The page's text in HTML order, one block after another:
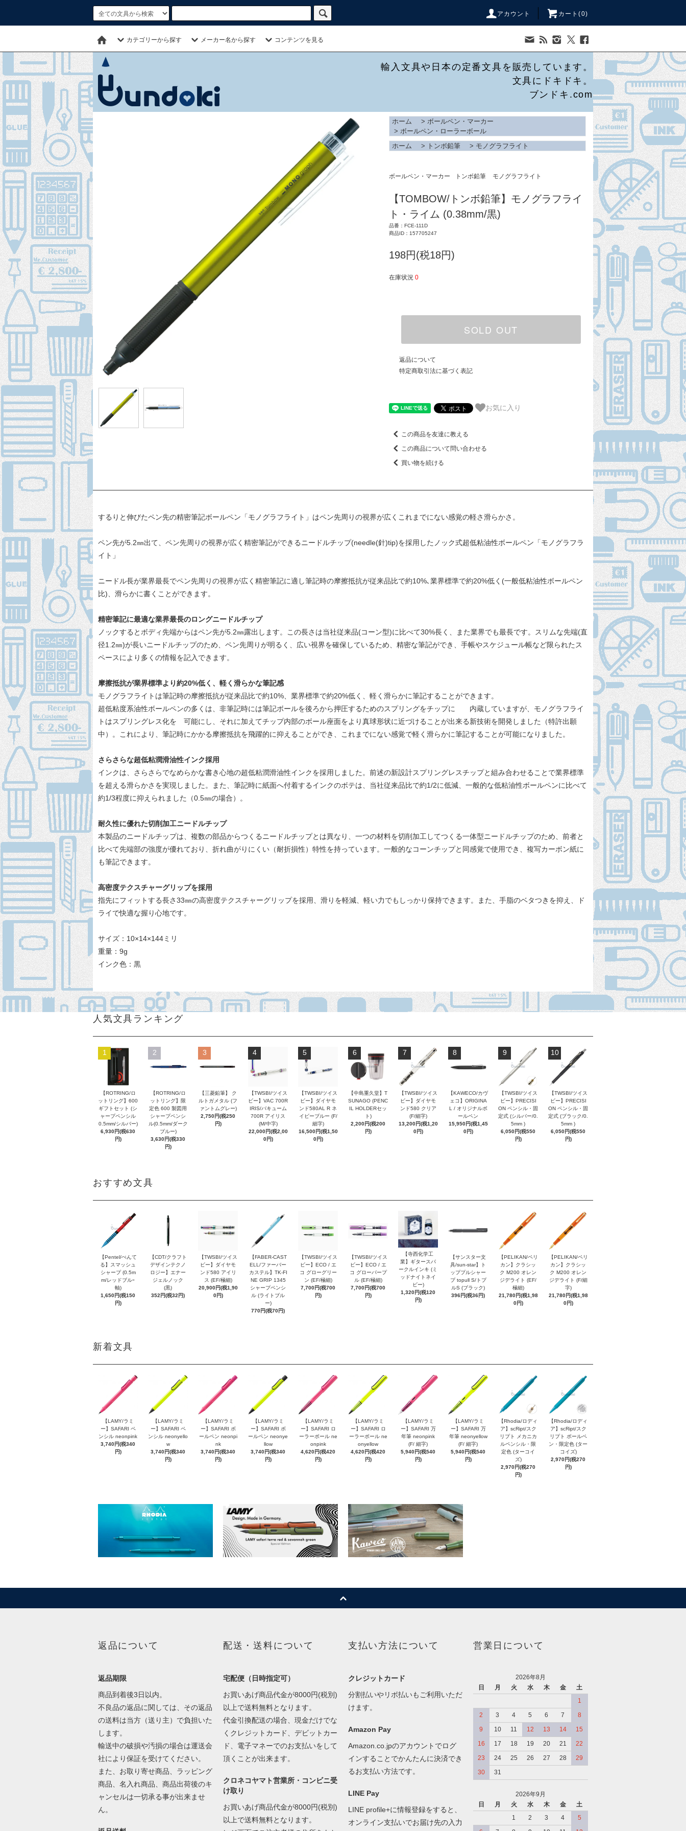
アカウント カート(0)
カテゴリーから探す メーカー名から探す コンテンツを見る
輸入文具や日本の定番文具を販売しています。
文具にドキドキ。
ブンドキ.com
ホーム > ボールペン・マーカー
> ボールペン・ローラーボール
ホーム
> トンボ鉛筆 > モノグラフライト
ボールペン・マーカー トンボ鉛筆 モノグラフライト
【TOMBOW/トンボ鉛筆】モノグラフライ
ト・ライム (0.38mm/黒)
品番：FCE-111D
商品ID：157705247
198円(税18円)
在庫状況 0
SOLD OUT
返品について
特定商取引法に基づく表記
お気に入り
この商品を友達に教える
この商品について問い合わせる
買い物を続ける
するりと伸びたペン先の精密筆記ボールペン「モノグラフライト」はペン先周りの視界が広くこれまでにない感覚の軽さ滑らかさ。
ペン先が5.2㎜出て、ペン先周りの視界が広く精密筆記ができるニードルチップ(needle(針)tip)を採用したノック式超低粘油性ボールペン「モノグラフラ
イト」
ニードル長が業界最長でペン先周りの視界が広く精密筆記に適し筆記時の摩擦抵抗が従来品比で約10%､業界標準で約20%低く(一般低粘油性ボールペン
比)、滑らかに書くことができます。
精密筆記に最適な業界最長のロングニードルチップ
ノックするとボディ先端からはペン先が5.2㎜露出します。この長さは当社従来品(コーン型)に比べて30%長く、また業界でも最長です。スリムな先端(直
径1.2㎜)が長いニードルチップのため、ペン先周りが明るく、広い視界を確保しているため、精密な筆記ができ、手帳やスケジュール帳など限られたス
ペースにより多くの情報を記入できます。
摩擦抵抗が業界標準より約20%低く、軽く滑らかな筆記感
モノグラフライトは筆記時の摩擦抵抗が従来品比で約10%、業界標準で約20%低く、軽く滑らかに筆記することができます。
超低粘度系油性ボールペンの多くは、非筆記時には筆記ボールを後ろから押圧するためのスプリングをチップに 内蔵していますが、モノグラフライ
トはスプリングレス化を 可能にし、それに加えてチップ内部のボール座面をより真球形状に近づけることが出来る新技術を開発しました（特許出願
中）。これにより、筆記時にかかる摩擦抵抗を飛躍的に抑えることができ、これまでにない感覚で軽く滑らかに筆記することが可能になりました。
さらさらな超低粘潤滑油性インク採用
インクは、さらさらでなめらかな書き心地の超低粘潤滑油性インクを採用しました。前述の新設計スプリングレスチップと組み合わせることで業界標準
を超える滑らかさを実現しました。また、筆記時に紙面へ付着するインクのボテは、当社従来品比で約1/2に低減、一般的な低粘油性ボールペンに比べて
約1/3程度に抑えられました（0.5㎜の場合）。
耐久性に優れた切削加工ニードルチップ
本製品のニードルチップは、複数の部品からつくるニードルチップとは異なり、一つの材料を切削加工してつくる一体型ニードルチップのため、前者と
比べて先端部の強度が優れており、折れ曲がりにくい（耐折損性）特性を持っています。一般的なコーンチップと同感覚で使用でき、複写カーボン紙に
も筆記できます。
高密度テクスチャーグリップを採用
指先にフィットする長さ33㎜の高密度テクスチャーグリップを採用、滑りを軽減、軽い力でもしっかり保持できます。また、手脂のベタつきを抑え、ド
ライで快適な握り心地です。
サイズ：10×14×144ミリ
重量：9g
インク色：黒
人気文具ランキング
1
【ROTRING/ロ
ットリング】600
ギフトセット (シ
ャープペンシル
0.5mm/シルバー)
6,930円(税630
円)
2
【ROTRING/ロ
ットリング】限
定色 600 製図用
シャープペンシ
ル(0.5mm/ダーク
ブルー)
3,630円(税330
円)
3
【三菱鉛筆】 ク
ルトガメタル (フ
ァントムグレー)
2,750円(税250
円)
4
【TWSBI/ツイス
ビー】VAC 700R
IRIS/バキューム
700R アイリス
(M/中字)
22,000円(税2,00
0円)
5
【TWSBI/ツイス
ビー】ダイヤモ
ンド580AL R ネ
イビーブルー (F/
細字)
16,500円(税1,50
0円)
6
【中島重久堂】T
SUNAGO (PENC
IL HOLDERセッ
ト)
2,200円(税200
円)
7
【TWSBI/ツイス
ビー】ダイヤモ
ンド580 クリア
(F/細字)
13,200円(税1,20
0円)
8
【KAWECO/カヴ
ェコ】ORIGINA
L / オリジナルボ
ールペン
15,950円(税1,45
0円)
9
【TWSBI/ツイス
ビー】PRECISI
ON ペンシル・固
定式 (シルバー/0.
5mm )
6,050円(税550
円)
10
【TWSBI/ツイス
ビー】PRECISI
ON ペンシル・固
定式 (ブラック/0.
5mm )
6,050円(税550
円)
おすすめ文具
【Pentel/ぺんて
る】スマッシュ
シャープ (0.5m
m/レッドブルｰ
軸)
1,650円(税150
円)
【CDT/クラフト
デザインテクノ
ロジー】エナー
ジェルノック
(黒)
352円(税32円)
【TWSBI/ツイス
ビー】ダイヤモ
ンド580 アイリ
ス (EF/極細)
20,900円(税1,90
0円)
【FABER-CAST
ELL/ファーバー
カステル】TK-FI
NE GRIP 1345
シャープペンシ
ル (ライトブル
ー)
770円(税70円)
【TWSBI/ツイス
ビー】ECO / エ
コ グローグリー
ン (EF/極細)
7,700円(税700
円)
【TWSBI/ツイス
ビー】ECO / エ
コ グローパープ
ル (EF/極細)
7,700円(税700
円)
【寺西化学工
業】ギタースパ
ークルインキ (ミ
ッドナイトネイ
ビー)
1,320円(税120
円)
【サンスター文
具/sun-star】ト
ッププルシャー
プ topull S/トプ
ルS (ブラック)
396円(税36円)
【PELIKAN/ペリ
カン】クラシッ
ク M200 オレン
ジデライト (EF/
極細)
21,780円(税1,98
0円)
【PELIKAN/ペリ
カン】クラシッ
ク M200 オレン
ジデライト (F/細
字)
21,780円(税1,98
0円)
新着文具
【LAMY/ラミ
ー】SAFARI ペ
ンシル neonpink
3,740円(税340
円)
【LAMY/ラミ
ー】SAFARI ペ
ンシル neonyello
w
3,740円(税340
円)
【LAMY/ラミ
ー】SAFARI ボ
ールペン neonpi
nk
3,740円(税340
円)
【LAMY/ラミ
ー】SAFARI ボ
ールペン neonye
llow
3,740円(税340
円)
【LAMY/ラミ
ー】SAFARI ロ
ーラーボール ne
onpink
4,620円(税420
円)
【LAMY/ラミ
ー】SAFARI ロ
ーラーボール ne
onyellow
4,620円(税420
円)
【LAMY/ラミ
ー】SAFARI 万
年筆 neonpink
(F/ 細字)
5,940円(税540
円)
【LAMY/ラミ
ー】SAFARI 万
年筆 neonyellow
(F/ 細字)
5,940円(税540
円)
【Rhodia/ロディ
ア】scRipt/スク
リプト メカニカ
ルペンシル・限
定色 (ターコイ
ズ)
2,970円(税270
円)
【Rhodia/ロディ
ア】scRipt/スク
リプト ボールペ
ン・限定色 (ター
コイズ)
2,970円(税270
円)
返品について
返品期限
商品到着後3日以内。
不良品の返品に関しては、その返品
の送料は当方（送り主）で負担いた
します。
輸送中の破損や汚損の場合は運送会
社により保証を受けてください。
また、お取り寄せ商品、ラッピング
商品、名入れ商品、商品出荷後のキ
ャンセルは一切承る事が出来ませ
ん。
配送・送料について
宅配便（日時指定可）
お買いあげ商品代金が8000円(税別)
以上で送料無料となります。
代金引換配送の場合、現金だけでな
くクレジットカード、デビットカー
ド、電子マネーでのお支払いをして
頂くことが出来ます。
クロネコヤマト営業所・コンビニ受
け取り
お買いあげ商品代金が8000円(税別)
以上で送料無料となります。
支払い方法について
クレジットカード
分割払いやリボ払いもご利用いただ
けます。
Amazon Pay
Amazon.co.jpのアカウントでログ
インすることでかんたんに決済でき
るお支払い方法です。
LINE Pay
LINE profile+に情報登録をすると、
オンライン支払いでお届け先の入力
営業日について
2026年8月
日
月 火 水 木 金
土
1
2
3 4 5 6 7
8
9
10 11 12 13 14
15
16
17 18 19 20 21
22
23
24 25 26 27 28
29
30
31
2026年9月
日
月 火 水 木 金
土
1
2 3 4
5